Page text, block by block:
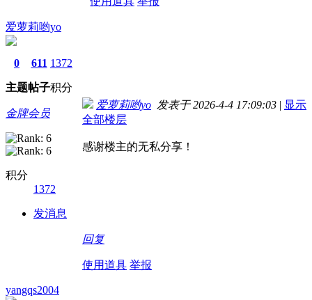
爱萝莉哟yo
0
主题
611
帖子
1372
积分
金牌会员
积分
1372
发消息
爱萝莉哟yo 发表于 2026-4-4 17:09:03 | 显示
全部楼层
感谢楼主的无私分享！
回复
使用道具 举报
yangqs2004